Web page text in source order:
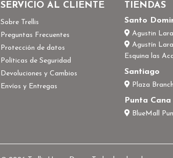
SERVICIO AL CLIENTE
Sobre Trellis
Preguntas Frecuentes
Protección de datos
Políticas de Seguridad
Devoluciones y Cambios
Envíos y Entregas
TIENDAS
Santo
Agustin
Agustín
Esquina las
Santiago
Plaza
Punta Cana
BlueMall